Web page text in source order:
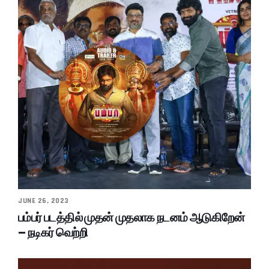
JUNE 26, 2023
பம்பர் படத்தில் முதன் முதலாக நடனம் ஆடுகிறேன்
– நடிகர் வெற்றி